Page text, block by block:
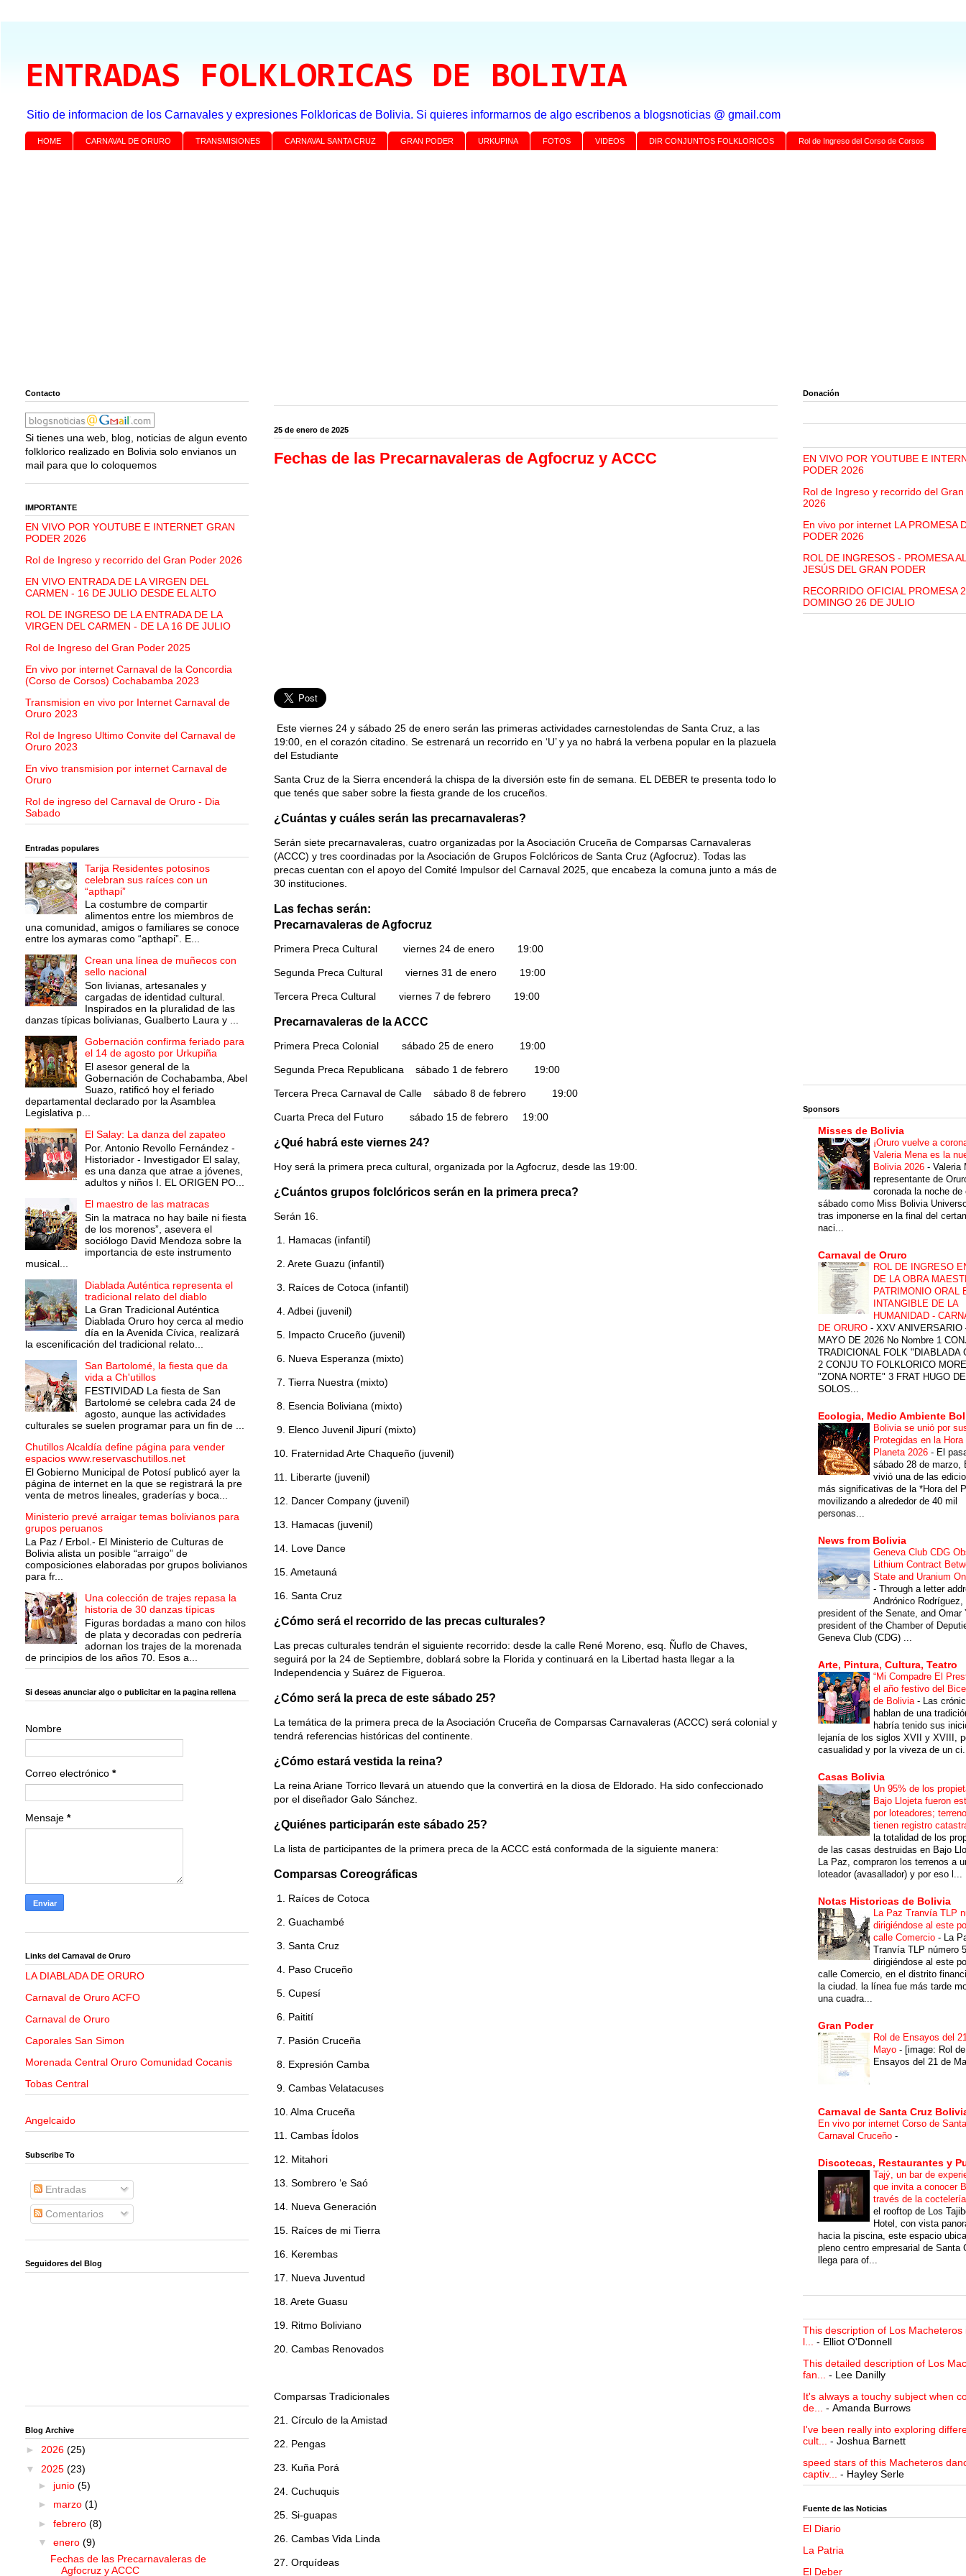
ENTRADAS FOLKLORICAS DE BOLIVIA
Sitio de informacion de los Carnavales y expresiones Folkloricas de Bolivia. Si quieres informarnos de algo escribenos a blogsnoticias @ gmail.com
HOME CARNAVAL DE ORURO TRANSMISIONES CARNAVAL SANTA CRUZ GRAN PODER URKUPINA FOTOS VIDEOS DIR CONJUNTOS FOLKLORICOS Rol de Ingreso del Corso de Corsos
25 de enero de 2025
Fechas de las Precarnavaleras de Agfocruz y ACCC
Este viernes 24 y sábado 25 de enero serán las primeras actividades carnestolendas de Santa Cruz, a las
19:00, en el corazón citadino. Se estrenará un recorrido en ‘U’ y ya no habrá la verbena popular en la plazuela
del Estudiante
Santa Cruz de la Sierra encenderá la chispa de la diversión este fin de semana. EL DEBER te presenta todo lo
que tenés que saber sobre la fiesta grande de los cruceños.
¿Cuántas y cuáles serán las precarnavaleras?
Serán siete precarnavaleras, cuatro organizadas por la Asociación Cruceña de Comparsas Carnavaleras
(ACCC) y tres coordinadas por la Asociación de Grupos Folclóricos de Santa Cruz (Agfocruz). Todas las
precas cuentan con el apoyo del Comité Impulsor del Carnaval 2025, que encabeza la comuna junto a más de
30 instituciones.
Las fechas serán:
Precarnavaleras de Agfocruz
Primera Preca Cultural viernes 24 de enero 19:00
Segunda Preca Cultural viernes 31 de enero 19:00
Tercera Preca Cultural viernes 7 de febrero 19:00
Precarnavaleras de la ACCC
Primera Preca Colonial sábado 25 de enero 19:00
Segunda Preca Republicana sábado 1 de febrero 19:00
Tercera Preca Carnaval de Calle sábado 8 de febrero 19:00
Cuarta Preca del Futuro sábado 15 de febrero 19:00
¿Qué habrá este viernes 24?
Hoy será la primera preca cultural, organizada por la Agfocruz, desde las 19:00.
¿Cuántos grupos folclóricos serán en la primera preca?
Serán 16.
1. Hamacas (infantil)
2. Arete Guazu (infantil)
3. Raíces de Cotoca (infantil)
4. Adbei (juvenil)
5. Impacto Cruceño (juvenil)
6. Nueva Esperanza (mixto)
7. Tierra Nuestra (mixto)
8. Esencia Boliviana (mixto)
9. Elenco Juvenil Jipurí (mixto)
10. Fraternidad Arte Chaqueño (juvenil)
11. Liberarte (juvenil)
12. Dancer Company (juvenil)
13. Hamacas (juvenil)
14. Love Dance
15. Ametauná
16. Santa Cruz
¿Cómo será el recorrido de las precas culturales?
Las precas culturales tendrán el siguiente recorrido: desde la calle René Moreno, esq. Ñuflo de Chaves,
seguirá por la 24 de Septiembre, doblará sobre la Florida y continuará en la Libertad hasta llegar a la
Independencia y Suárez de Figueroa.
¿Cómo será la preca de este sábado 25?
La temática de la primera preca de la Asociación Cruceña de Comparsas Carnavaleras (ACCC) será colonial y
tendrá referencias históricas del continente.
¿Cómo estará vestida la reina?
La reina Ariane Torrico llevará un atuendo que la convertirá en la diosa de Eldorado. Ha sido confeccionado
por el diseñador Galo Sánchez.
¿Quiénes participarán este sábado 25?
La lista de participantes de la primera preca de la ACCC está conformada de la siguiente manera:
Comparsas Coreográficas
1. Raíces de Cotoca
2. Guachambé
3. Santa Cruz
4. Paso Cruceño
5. Cupesí
6. Paitití
7. Pasión Cruceña
8. Expresión Camba
9. Cambas Velatacuses
10. Alma Cruceña
11. Cambas Ídolos
12. Mitahori
13. Sombrero ‘e Saó
14. Nueva Generación
15. Raíces de mi Tierra
16. Kerembas
17. Nueva Juventud
18. Arete Guasu
19. Ritmo Boliviano
20. Cambas Renovados
Comparsas Tradicionales
21. Círculo de la Amistad
22. Pengas
23. Kuña Porá
24. Cuchuquis
25. Si-guapas
26. Cambas Vida Linda
27. Orquídeas
Contacto
Si tienes una web, blog, noticias de algun evento
folklorico realizado en Bolivia solo envianos un
mail para que lo coloquemos
IMPORTANTE
EN VIVO POR YOUTUBE E INTERNET GRAN
PODER 2026
Rol de Ingreso y recorrido del Gran Poder 2026
EN VIVO ENTRADA DE LA VIRGEN DEL
CARMEN - 16 DE JULIO DESDE EL ALTO
ROL DE INGRESO DE LA ENTRADA DE LA
VIRGEN DEL CARMEN - DE LA 16 DE JULIO
Rol de Ingreso del Gran Poder 2025
En vivo por internet Carnaval de la Concordia
(Corso de Corsos) Cochabamba 2023
Transmision en vivo por Internet Carnaval de
Oruro 2023
Rol de Ingreso Ultimo Convite del Carnaval de
Oruro 2023
En vivo transmision por internet Carnaval de
Oruro
Rol de ingreso del Carnaval de Oruro - Dia
Sabado
Entradas populares
Tarija Residentes potosinos
celebran sus raíces con un
“apthapi”
La costumbre de compartir
alimentos entre los miembros de
una comunidad, amigos o familiares se conoce
entre los aymaras como “apthapi”. E...
Crean una línea de muñecos con
sello nacional
Son livianas, artesanales y
cargadas de identidad cultural.
Inspirados en la pluralidad de las
danzas típicas bolivianas, Gualberto Laura y ...
Gobernación confirma feriado para
el 14 de agosto por Urkupiña
El asesor general de la
Gobernación de Cochabamba, Abel
Suazo, ratificó hoy el feriado
departamental declarado por la Asamblea
Legislativa p...
El Salay: La danza del zapateo
Por. Antonio Revollo Fernández -
Historiador - Investigador El salay,
es una danza que atrae a jóvenes,
adultos y niños I. EL ORIGEN PO...
El maestro de las matracas
Sin la matraca no hay baile ni fiesta
de los morenos”, asevera el
sociólogo David Mendoza sobre la
importancia de este instrumento
musical...
Diablada Auténtica representa el
tradicional relato del diablo
La Gran Tradicional Auténtica
Diablada Oruro hoy cerca al medio
día en la Avenida Cívica, realizará
la escenificación del tradicional relato...
San Bartolomé, la fiesta que da
vida a Ch'utillos
FESTIVIDAD La fiesta de San
Bartolomé se celebra cada 24 de
agosto, aunque las actividades
culturales se suelen programar para un fin de ...
Chutillos Alcaldía define página para vender
espacios www.reservaschutillos.net
El Gobierno Municipal de Potosí publicó ayer la
página de internet en la que se registrará la pre
venta de metros lineales, graderías y boca...
Ministerio prevé arraigar temas bolivianos para
grupos peruanos
La Paz / Erbol.- El Ministerio de Culturas de
Bolivia alista un posible “arraigo” de
composiciones elaboradas por grupos bolivianos
para fr...
Una colección de trajes repasa la
historia de 30 danzas típicas
Figuras bordadas a mano con hilos
de plata y decoradas con pedrería
adornan los trajes de la morenada
de principios de los años 70. Esos a...
Si deseas anunciar algo o publicitar en la pagina rellena
Nombre
Correo electrónico *
Mensaje *
Links del Carnaval de Oruro
LA DIABLADA DE ORURO
Carnaval de Oruro ACFO
Carnaval de Oruro
Caporales San Simon
Morenada Central Oruro Comunidad Cocanis
Tobas Central
Angelcaido
Subscribe To
Entradas
Comentarios
Seguidores del Blog
Blog Archive
► 2026 (25)
▼ 2025 (23)
► junio (5)
► marzo (1)
► febrero (8)
▼ enero (9)
Fechas de las Precarnavaleras de
Agfocruz y ACCC
Donación
EN VIVO POR YOUTUBE E
PODER 2026
Rol de Ingreso y recorrido del
2026
En vivo por internet LA PROMESA
PODER 2026
ROL DE INGRESOS - PROMESA
JESÚS DEL GRAN PODER
RECORRIDO OFICIAL PROMESA
DOMINGO 26 DE JULIO
Sponsors
Misses de Bolivia
¡Oruro vuelve a
Valeria Mena es la
Bolivia 2026 - Valeria
representante de
coronada la noche de
sábado como Miss Bolivia
tras imponerse en la final del
naci...
Carnaval de Oruro
ROL DE INGRESO
DE LA OBRA
PATRIMONIO ORAL
INTANGIBLE DE LA
HUMANIDAD -
DE ORURO - XXV ANIVERSARIO
MAYO DE 2026 No Nombre 1
TRADICIONAL FOLK "DIABLADA
2 CONJU TO FOLKLORICO
"ZONA NORTE" 3 FRAT HUGO
SOLOS...
Ecologia, Medio Ambiente
Bolivia se unió por
Protegidas en la Hora
Planeta 2026 - El
sábado 28 de marzo,
vivió una de las
más significativas de la *Hora del
movilizando a alrededor de 40 mil
personas...
News from Bolivia
Geneva Club CDG
Lithium Contract
State and Uranium
- Through a letter
Andrónico Rodríguez,
president of the Senate, and Omar
president of the Chamber of
Geneva Club (CDG) ...
Arte, Pintura, Cultura, Teatro
“Mi Compadre El
el año festivo del
de Bolivia - Las
hablan de una
habría tenido sus
lejanía de los siglos XVII y XVIII,
casualidad y por la viveza de un
Casas Bolivia
Un 95% de los
Bajo Llojeta fueron
por loteadores;
tienen registro
la totalidad de los
de las casas destruidas en Bajo
La Paz, compraron los terrenos a
loteador (avasallador) y por eso l...
Notas Historicas de Bolivia
La Paz Tranvía TLP
dirigiéndose al este
calle Comercio - La
Tranvía TLP número 5
dirigiéndose al este
calle Comercio, en el distrito
la ciudad. la línea fue más tarde
una cuadra...
Gran Poder
Rol de Ensayos del
Mayo - [image: Rol de
Ensayos del 21 de
Carnaval de Santa Cruz
En vivo por internet Corso de
Carnaval Cruceño -
Discotecas, Restaurantes y
Tajý, un bar de
que invita a conocer
través de la
el rooftop de Los
Hotel, con vista
hacia la piscina, este espacio
pleno centro empresarial de Santa
llega para of...
This description of Los Macheteros
l...
- Elliot O'Donnell
This detailed description of Los
fan...
- Lee Danilly
It's always a touchy subject when
de...
- Amanda Burrows
I've been really into exploring
cult...
- Joshua Barnett
speed stars of this Macheteros
captiv...
- Hayley Serle
Fuente de las Noticias
El Diario
La Patria
El Deber